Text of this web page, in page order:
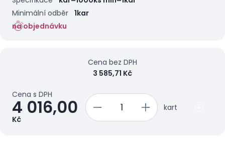
Minimální odběr 1kar
na objednávku
Cena s DPH
4 016,00
Kč
Cena bez DPH
3 585,71 Kč
kart